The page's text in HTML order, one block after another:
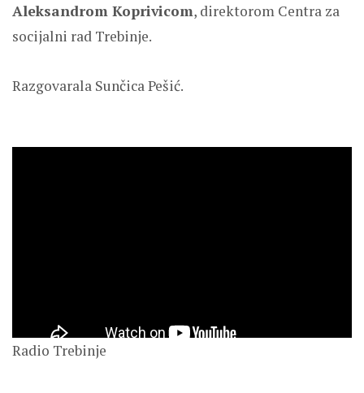
Aleksandrom Koprivicom, direktorom Centra za
socijalni rad Trebinje.
Razgovarala Sunčica Pešić.
Radio Trebinje